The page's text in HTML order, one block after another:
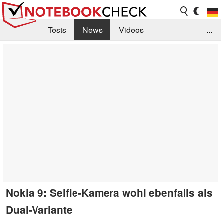
Tests News
Videos
...
Nokia 9: Selfie-Kamera wohl ebenfalls als
Dual-Variante